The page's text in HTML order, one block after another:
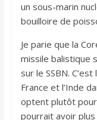
un sous-marin
bouilloire de
Je parie que la
missile balistique
sur le SSBN.
France et l’Inde
optent plutôt pour
pourrait avoir plus